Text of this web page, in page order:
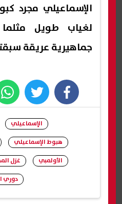
الإسماعيلي مجرد
لغياب طويل
جماهيرية عريقة
facebook
twitter
الإسماعيلي
هبوط الإسماعيلي
الأولمبي
غزل
دوري